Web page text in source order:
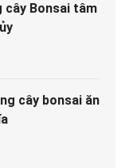
cây Bonsai tâm
cây bonsai ăn